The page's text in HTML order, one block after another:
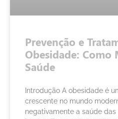
Prevenção e
Obesidade: Como
Saúde
Introdução A obesidade é
crescente no mundo
negativamente a saúde